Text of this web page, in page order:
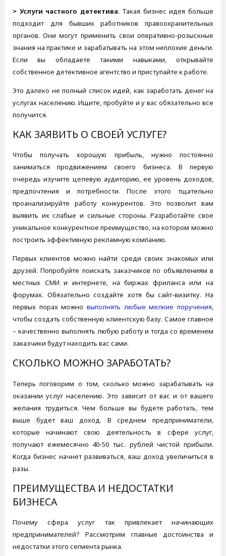
> Услуги частного детектива. Такая бизнес идея больше
подходит для бывших работников правоохранительных
органов. Они могут применить свои оперативно-розыскные
знания на практике и зарабатывать на этом неплохие деньги.
Если вы обладаете такими навыками, открывайте
собственное детективное агентство и приступайте к работе.
Это далеко не полный список идей, как заработать денег на
услугах населению. Ищите, пробуйте и у вас обязательно все
получится.
КАК ЗАЯВИТЬ О СВОЕЙ УСЛУГЕ?
Чтобы получать хорошую прибыль, нужно постоянно
заниматься продвижением своего бизнеса. В первую
очередь изучите целевую аудиторию, ее уровень доходов,
предпочтения и потребности. После этого тщательно
проанализируйте работу конкурентов. Это позволит вам
выявить их слабые и сильные стороны. Разработайте свое
уникальное конкурентное преимущество, на котором можно
построить эффективную рекламную компанию.
Первых клиентов можно найти среди своих знакомых или
друзей. Попробуйте поискать заказчиков по объявлениям в
местных СМИ и интернете, на биржах фриланса или на
форумах. Обязательно создайте хотя бы сайт-визитку. На
первых порах можно выполнять любые мелкие поручения,
чтобы создать собственную клиентскую базу. Самое главное
– качественно выполнять любую работу и тогда со временем
заказчики будут находить вас сами.
СКОЛЬКО МОЖНО ЗАРАБОТАТЬ?
Теперь поговорим о том, сколько можно зарабатывать на
оказании услуг населению. Это зависит от вас и от вашего
желания трудиться. Чем больше вы будете работать, тем
выше будет ваш доход. В среднем предприниматели,
которые начинают свою деятельность в сфере услуг,
получают ежемесячно 40-50 тыс. рублей чистой прибыли.
Когда бизнес начнет развиваться, ваш доход увеличиться в
разы.
ПРЕИМУЩЕСТВА И НЕДОСТАТКИ
БИЗНЕСА
Почему сфера услуг так привлекает начинающих
предпринимателей? Рассмотрим главные достоинства и
недостатки этого сегмента рынка.